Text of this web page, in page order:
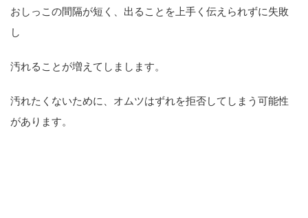
おしっこの間隔が短く、出ることを上手く伝えられずに失敗
し
汚れることが増えてしまします。
汚れたくないために、オムツはずれを拒否してしまう可能性
があります。